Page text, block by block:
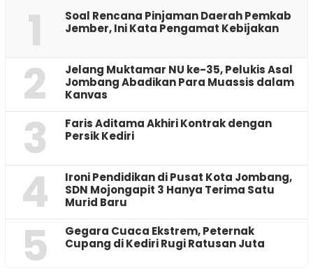
1
‎Soal Rencana Pinjaman Daerah Pemkab
Jember, Ini Kata Pengamat Kebijakan ‎
2
Jelang Muktamar NU ke-35, Pelukis Asal
Jombang Abadikan Para Muassis dalam
Kanvas
3
Faris Aditama Akhiri Kontrak dengan
Persik Kediri
4
Ironi Pendidikan di Pusat Kota Jombang,
SDN Mojongapit 3 Hanya Terima Satu
Murid Baru
5
‎Gegara Cuaca Ekstrem, Peternak
Cupang di Kediri Rugi Ratusan Juta